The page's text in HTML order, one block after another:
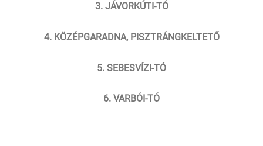
3. JÁVORKÚTI-TÓ
4. KÖZÉPGARADNA, PISZTRÁNGKELTETŐ
5. SEBESVÍZI-TÓ
6. VARBÓI-TÓ